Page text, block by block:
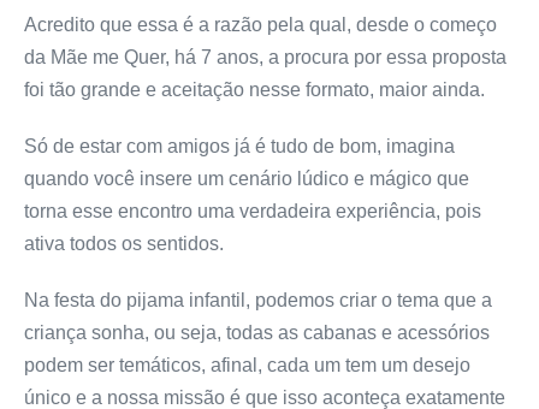
Acredito que essa é a razão pela qual, desde o começo
da Mãe me Quer, há 7 anos, a procura por essa proposta
foi tão grande e aceitação nesse formato, maior ainda.
Só de estar com amigos já é tudo de bom, imagina
quando você insere um cenário lúdico e mágico que
torna esse encontro uma verdadeira experiência, pois
ativa todos os sentidos.
Na festa do pijama infantil, podemos criar o tema que a
criança sonha, ou seja, todas as cabanas e acessórios
podem ser temáticos, afinal, cada um tem um desejo
único e a nossa missão é que isso aconteça exatamente